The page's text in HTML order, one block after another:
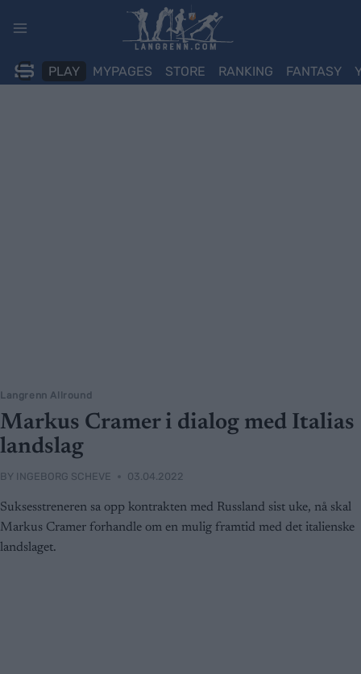
PLAY MYPAGES STORE RANKING FANTASY
Langrenn Allround
Markus Cramer i dialog med Italias
landslag
BY INGEBORG SCHEVE 03.04.2022
Suksesstreneren sa opp kontrakten med Russland sist uke, nå skal
Markus Cramer forhandle om en mulig framtid med det italienske
landslaget.